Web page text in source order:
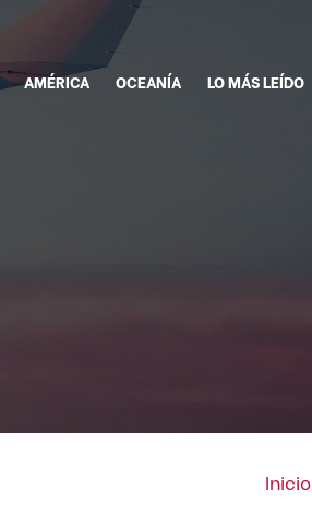
AMÉRICA OCEANÍA LO MÁS LEÍDO
Inicio